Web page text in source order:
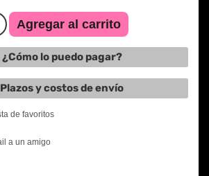
¿Cómo lo puedo pagar?
Plazos y costos de envío